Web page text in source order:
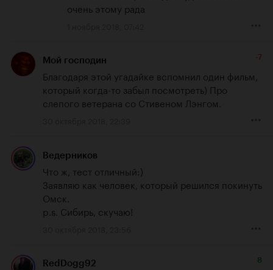
очень этому рада
Мой господин -7
Благодаря этой угадайке вспомнил один фильм,
который когда-то забыл посмотреть) Про
слепого ветерана со Стивеном Лэнгом.
Ведерников
Что ж, тест отличный:)
Заявляю как человек, который решился покинуть
Омск.
p.s. Сибирь, скучаю!
RedDogg92 8